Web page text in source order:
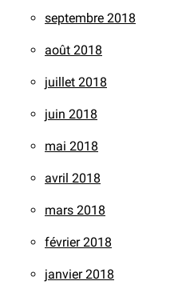
septembre 2018
août 2018
juillet 2018
juin 2018
mai 2018
avril 2018
mars 2018
février 2018
janvier 2018